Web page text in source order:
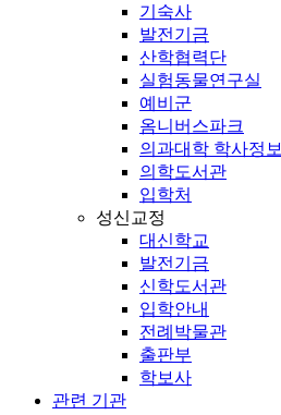
기숙사
발전기금
산학협력단
실험동물연구실
예비군
옴니버스파크
의과대학 학사정보
의학도서관
입학처
성신교정
대신학교
발전기금
신학도서관
입학안내
전례박물관
출판부
학보사
관련 기관